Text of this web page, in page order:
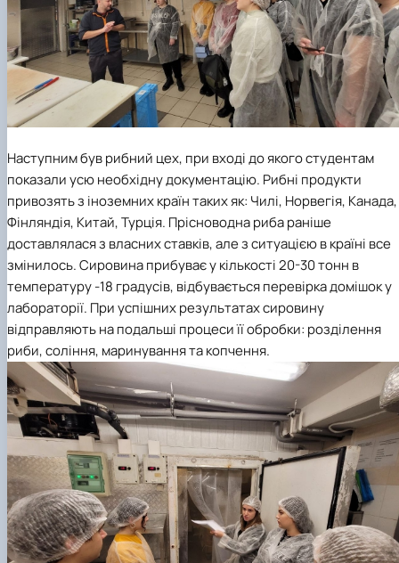
Наступним був рибний цех, при вході до якого студентам
показали усю необхідну документацію. Рибні продукти
привозять з іноземних країн таких як: Чилі, Норвегія, Канада,
Фінляндія, Китай, Турція. Прісноводна риба раніше
доставлялася з власних ставків, але з ситуацією в країні все
змінилось. Сировина прибуває у кількості 20-30 тонн в
температуру -18 градусів, відбувається перевірка домішок у
лабораторії. При успішних результатах сировину
відправляють на подальші процеси її обробки: розділення
риби, соління, маринування та копчення.